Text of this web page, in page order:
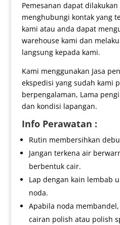
Pemesanan dapat
menghubungi kontak yang
kami atau anda dapat
warehouse kami dan
langsung kepada kami.
Kami menggunakan Jasa
ekspedisi yang sudah kami
berpengalaman, Lama
dan kondisi lapangan.
Info Perawatan :
Rutin membersihkan
Jangan terkena air
berbentuk cair.
Lap dengan kain lembab
noda.
Apabila noda
cairan polish atau polish